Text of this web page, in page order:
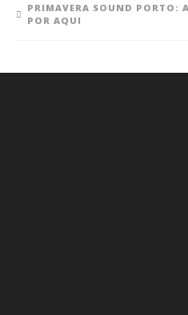
PRIMAVERA SOUND PORTO:
POR AQUI